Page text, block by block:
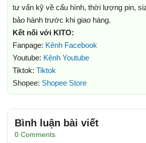
tư vấn kỹ về cấu hình, thời lượng pin,
bảo hành trước khi giao hàng.
Kết nối với KITO:
Fanpage: Kênh Facebook
Youtube: Kênh Youtube
Tiktok: Tiktok
Shopee: Shopee Store
Bình luận bài viết
0 Comments